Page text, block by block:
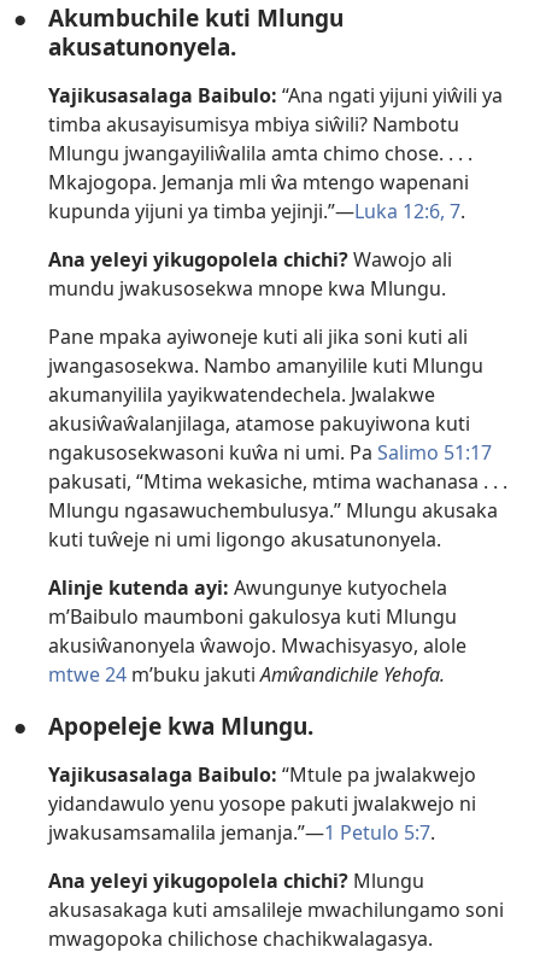
●
Akumbuchile kuti Mlungu
akusatunonyela.
Yajikusasalaga Baibulo: “Ana ngati yijuni yiŵili ya
timba akusayisumisya mbiya siŵili? Nambotu
Mlungu jwangayiliŵalila amta chimo chose. . . .
Mkajogopa. Jemanja mli ŵa mtengo wapenani
kupunda yijuni ya timba yejinji.”—Luka 12:6, 7.
Ana yeleyi yikugopolela chichi?Wawojo ali
mundu jwakusosekwa mnope kwa Mlungu.
Pane mpaka ayiwoneje kuti ali jika soni kuti ali
jwangasosekwa. Nambo amanyilile kuti Mlungu
akumanyilila yayikwatendechela. Jwalakwe
akusiŵaŵalanjilaga, atamose pakuyiwona kuti
ngakusosekwasoni kuŵa ni umi. Pa Salimo 51:17
pakusati, “Mtima wekasiche, mtima wachanasa . . .
Mlungu ngasawuchembulusya.” Mlungu akusaka
kuti tuŵeje ni umi ligongo akusatunonyela.
Alinje kutenda ayi: Awungunye kutyochela
m’Baibulo maumboni gakulosya kuti Mlungu
akusiŵanonyela ŵawojo. Mwachisyasyo, alole
mtwe 24 m’buku jakutiAmŵandichile Yehofa.
● Apopeleje kwa Mlungu.
Yajikusasalaga Baibulo: “Mtule pa jwalakwejo
yidandawulo yenu yosope pakuti jwalakwejo ni
jwakusamsamalila jemanja.”—1 Petulo 5:7.
Ana yeleyi yikugopolela chichi? Mlungu
akusasakaga kuti amsalileje mwachilungamo soni
mwagopoka chilichose chachikwalagasya.